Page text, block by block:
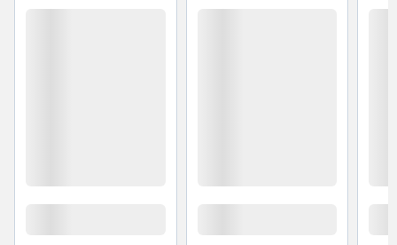
trạng thái sạc